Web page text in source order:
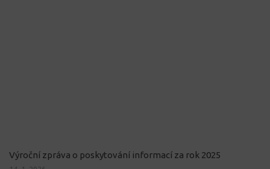
Výroční zpráva o poskytování informací za rok 2025